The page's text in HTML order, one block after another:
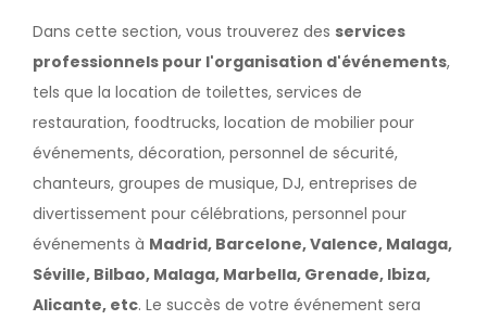
Dans cette section, vous trouverez des services
professionnels pour l'organisation d'événements,
tels que la location de toilettes, services de
restauration, foodtrucks, location de mobilier pour
événements, décoration, personnel de sécurité,
chanteurs, groupes de musique, DJ, entreprises de
divertissement pour célébrations, personnel pour
événements à Madrid, Barcelone, Valence, Malaga,
Séville, Bilbao, Malaga, Marbella, Grenade, Ibiza,
Alicante, etc. Le succès de votre événement sera